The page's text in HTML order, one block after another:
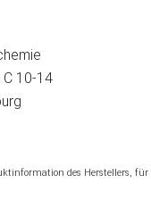
10-14
des Herstellers,